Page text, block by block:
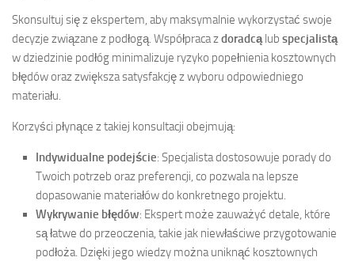
Skonsultuj się z ekspertem, aby maksymalnie wykorzystać swoje
decyzje związane z podłogą. Współpraca zdoradcąlub specjalistą
w dziedzinie podłóg minimalizuje ryzyko popełnienia kosztownych
błędów oraz zwiększa satysfakcję z wyboru odpowiedniego
materiału.
Korzyści płynące z takiej konsultacji obejmują:
Indywidualne podejście: Specjalista dostosowuje porady do
Twoich potrzeb oraz preferencji, co pozwala na lepsze
dopasowanie materiałów do konkretnego projektu.
Wykrywanie błędów: Ekspert może zauważyć detale, które
są łatwe do przeoczenia, takie jak niewłaściwe przygotowanie
podłoża. Dzięki jego wiedzy można uniknąć kosztownych